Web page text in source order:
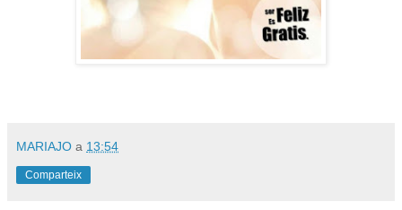
MARIAJO a 13:54
Comparteix